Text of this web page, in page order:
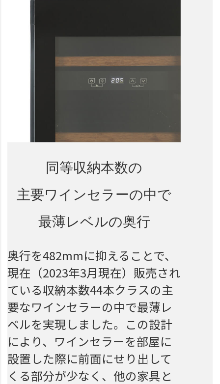
同等収納本数の
主要ワインセラーの中で
最薄レベルの奥行
奥行を482mmに抑えることで、
現在（2023年3月現在）販売され
ている収納本数44本クラスの主
要なワインセラーの中で最薄レ
ベルを実現しました。この設計
により、ワインセラーを部屋に
設置した際に前面にせり出して
くる部分が少なく、他の家具と